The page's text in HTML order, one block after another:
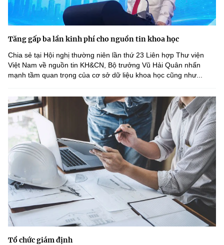
Điều khoản sử dụng Theo dõi MST: Góp ý
Cơ quan chủ quản: Bộ Khoa học và Công nghệ (MST)
Chịu trách nhiệm nội dung: Nguyễn Thị Hải Hằng
Giám đốc Trung tâm Truyền thông Khoa học và Công nghệ.
Liên hệ
Điện thoại: 024 3936 9506
Email:stc@mst.gov.vn
©2026 Bản quyền thuộc Bộ Khoa Học và Công Nghệ
(Ghi rõ nguồn "https://mst.gov.vn" khi phát hành lại thông tin từ
website này)
Tăng gấp ba lần kinh phí cho nguồn tin khoa học
Chia sẻ tại Hội nghị thường niên lần thứ 23 Liên hợp Thư viện
Việt Nam về nguồn tin KH&CN, Bộ trưởng Vũ Hải Quân nhấn
mạnh tầm quan trọng của cơ sở dữ liệu khoa học cũng như...
Tổ chức giám định